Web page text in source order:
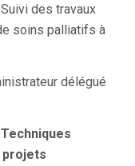
des travaux
soins palliatifs à
délégué
projets